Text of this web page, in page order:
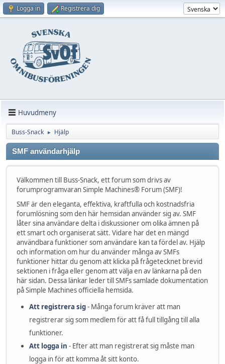
Logga in Registrera dig
Huvudmeny
Buss-Snack ► Hjälp
SMF användarhjälp
Välkommen till Buss-Snack, ett forum som drivs av
forumprogramvaran Simple Machines® Forum (SMF)!
SMF är den eleganta, effektiva, kraftfulla och kostnadsfria
forumlösning som den här hemsidan använder sig av. SMF
låter sina användare delta i diskussioner om olika ämnen på
ett smart och organiserat sätt. Vidare har det en mängd
användbara funktioner som användare kan ta fördel av. Hjälp
och information om hur du använder många av SMFs
funktioner hittar du genom att klicka på frågetecknet brevid
sektionen i fråga eller genom att välja en av länkarna på den
här sidan. Dessa länkar leder till SMFs samlade dokumentation
på Simple Machines officiella hemsida.
Att registrera sig- Många forum kräver att man
registrerar sig som medlem för att få full tillgång till alla
funktioner.
Att logga in - Efter att man registrerat sig måste man
logga in för att komma åt sitt konto.